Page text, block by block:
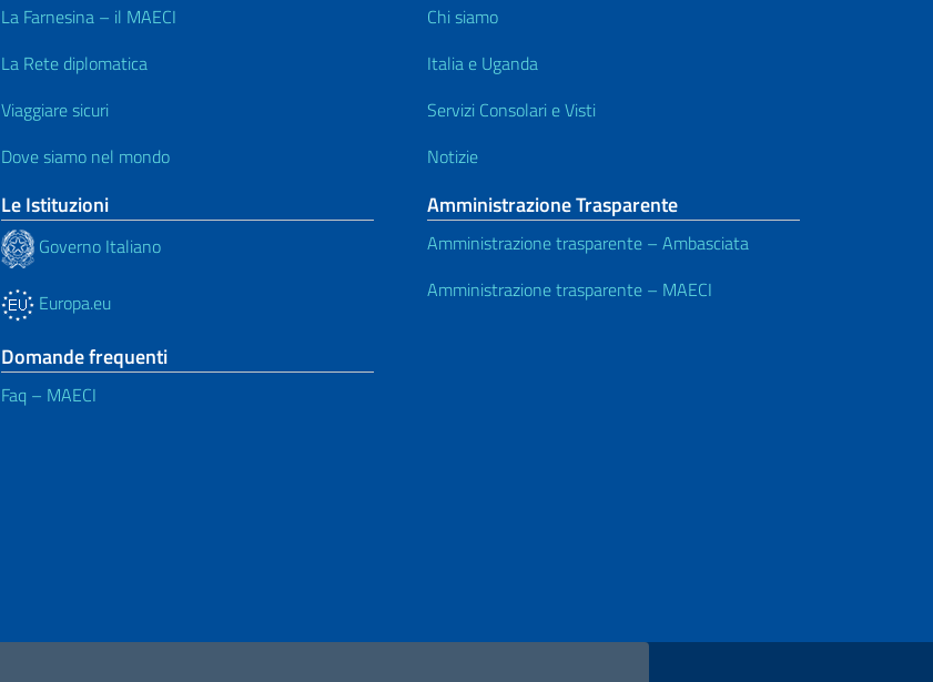
La Farnesina – il MAECI
La Rete diplomatica
Viaggiare sicuri
Dove siamo nel mondo
Le Istituzioni
Governo Italiano
Europa.eu
Domande frequenti
Faq – MAECI
Chi siamo
Italia e Uganda
Servizi Consolari e Visti
Notizie
Amministrazione Trasparente
Amministrazione trasparente – Ambasciata
Amministrazione trasparente – MAECI